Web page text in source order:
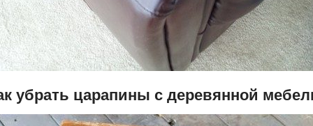
убрать царапины с деревянной